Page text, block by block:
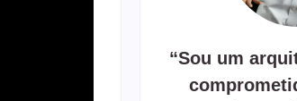
“Sou um